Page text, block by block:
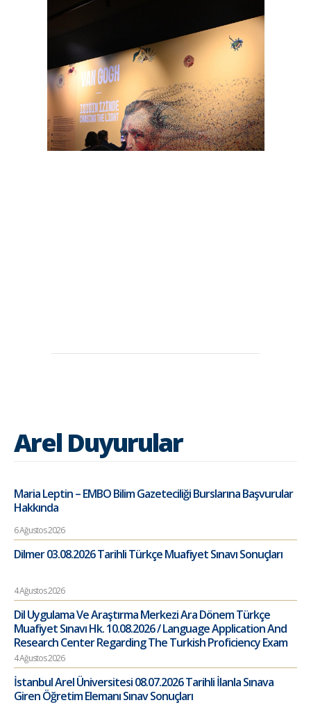
Arel Duyurular
Maria Leptin – EMBO Bilim Gazeteciliği Burslarına Başvurular
Hakkında
6 Ağustos 2026
Dilmer 03.08.2026 Tarihli Türkçe Muafiyet Sınavı Sonuçları
4 Ağustos 2026
Dil Uygulama Ve Araştırma Merkezi Ara Dönem Türkçe
Muafiyet Sınavı Hk. 10.08.2026 / Language Application And
Research Center Regarding The Turkish Proficiency Exam
4 Ağustos 2026
İstanbul Arel Üniversitesi 08.07.2026 Tarihli İlanla Sınava
Giren Öğretim Elemanı Sınav Sonuçları